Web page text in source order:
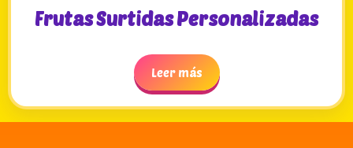
Frutas Surtidas Personalizadas
Leer más